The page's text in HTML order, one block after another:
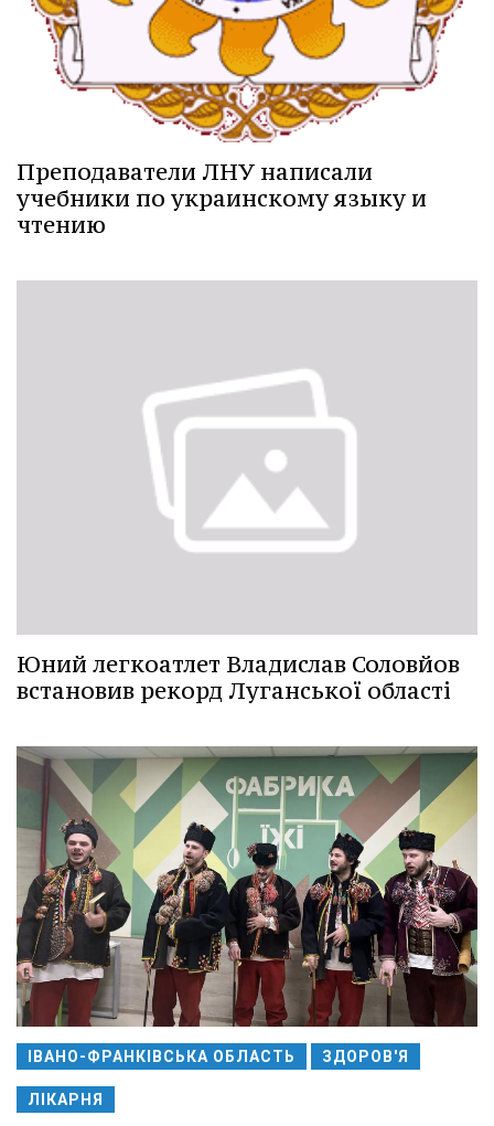
Преподаватели ЛНУ написали
учебники по украинскому языку и
чтению
Юний легкоатлет Владислав Соловйов
встановив рекорд Луганської області
ІВАНО-ФРАНКІВСЬКА ОБЛАСТЬ ЗДОРОВ'Я
ЛІКАРНЯ